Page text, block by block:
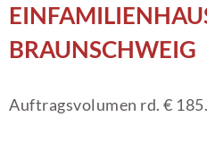
BRAUNSCHWEIG
Auftragsvolumen rd. €